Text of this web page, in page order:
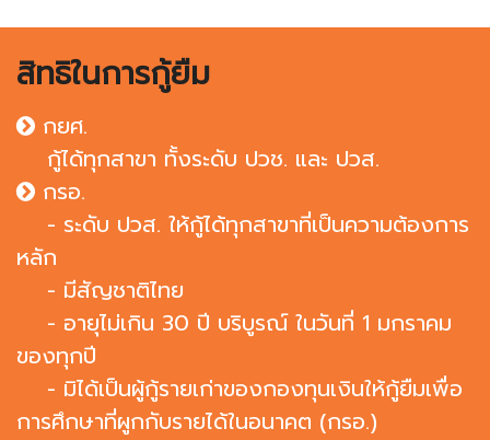
สิทธิในการกู้ยืม
กยศ.
กู้ได้ทุกสาขา ทั้งระดับ ปวช. และ ปวส.
กรอ.
- ระดับ ปวส. ให้กู้ได้ทุกสาขาที่เป็นความต้องการ
หลัก
- มีสัญชาติไทย
- อายุไม่เกิน 30 ปี บริบูรณ์ ในวันที่ 1 มกราคม
ของทุกปี
- มิได้เป็นผู้กู้รายเก่าของกองทุนเงินให้กู้ยืมเพื่อ
การศึกษาที่ผูกกับรายได้ในอนาคต (กรอ.)